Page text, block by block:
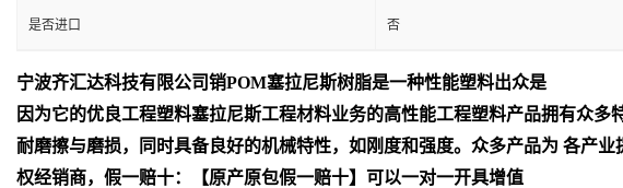
是否进口 否
宁波齐汇达科技有限公司销POM塞拉尼斯树脂是一种性能塑料出众是
因为它的优良工程塑料塞拉尼斯工程材料业务的高性能工程塑料产品拥有众多
耐磨擦与磨损，同时具备良好的机械特性，如刚度和强度。众多产品为 各产业
权经销商，假一赔十：【原产原包假一赔十】可以一对一开具增值